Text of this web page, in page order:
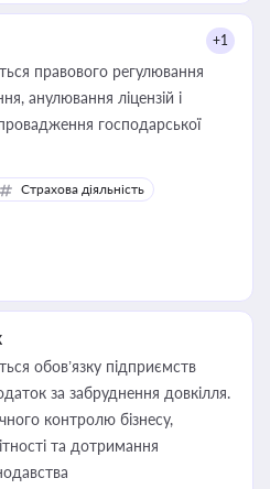
+1
правового регулювання
анулювання ліцензій і
господарської
Страхова діяльність
обов’язку підприємств
за забруднення довкілля.
контролю бізнесу,
та дотримання